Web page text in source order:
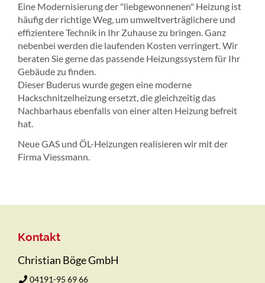
Eine Modernisierung der "liebgewonnenen" Heizung ist
häufig der richtige Weg, um umweltverträglichere und
effizientere Technik in Ihr Zuhause zu bringen. Ganz
nebenbei werden die laufenden Kosten verringert. Wir
beraten Sie gerne das passende Heizungssystem für Ihr
Gebäude zu finden.
Dieser Buderus wurde gegen eine moderne
Hackschnitzelheizung ersetzt, die gleichzeitig das
Nachbarhaus ebenfalls von einer alten Heizung befreit
hat.
Neue GAS und ÖL-Heizungen realisieren wir mit der
Firma Viessmann.
Kontakt
Christian Böge GmbH
04191-95 69 66